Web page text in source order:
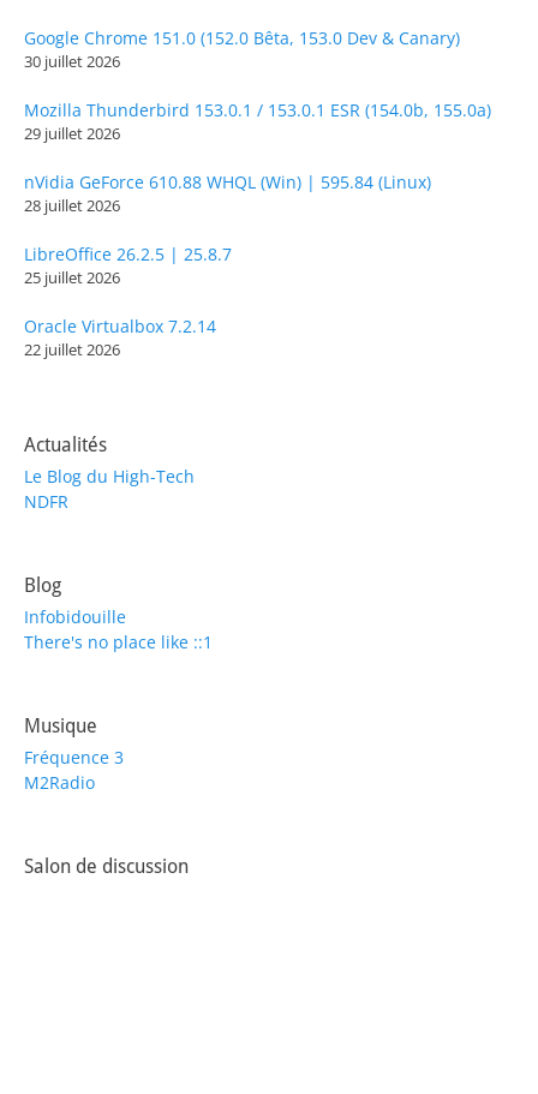
Google Chrome 151.0 (152.0 Bêta, 153.0 Dev & Canary)
30 juillet 2026
Mozilla Thunderbird 153.0.1 / 153.0.1 ESR (154.0b, 155.0a)
29 juillet 2026
nVidia GeForce 610.88 WHQL (Win) | 595.84 (Linux)
28 juillet 2026
LibreOffice 26.2.5 | 25.8.7
25 juillet 2026
Oracle Virtualbox 7.2.14
22 juillet 2026
Actualités
Le Blog du High-Tech
NDFR
Blog
Infobidouille
There's no place like ::1
Musique
Fréquence 3
M2Radio
Salon de discussion